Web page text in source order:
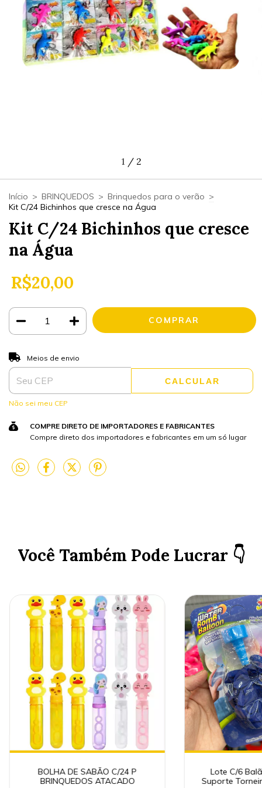
1 / 2
Início > BRINQUEDOS > Brinquedos para o verão >
Kit C/24 Bichinhos que cresce na Água
Kit C/24 Bichinhos que cresce
na Água
R$20,00
Entregas para o CEP:
Meios de envio
CALCULAR
Não sei meu CEP
COMPRE DIRETO DE IMPORTADORES E FABRICANTES
Compre direto dos importadores e fabricantes em um só lugar
Você Também Pode Lucrar 👇
BOLHA DE SABÃO C/24 P
BRINQUEDOS ATACADO
Lote C/6
Suporte